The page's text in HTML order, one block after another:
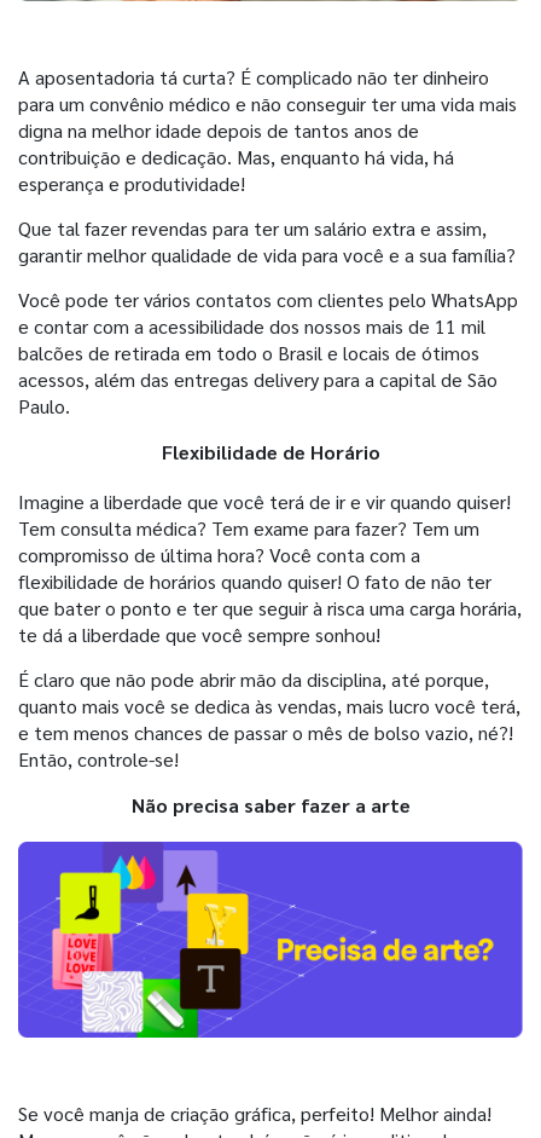
A aposentadoria tá curta? É complicado não ter dinheiro
para um convênio médico e não conseguir ter uma vida mais
digna na melhor idade depois de tantos anos de
contribuição e dedicação. Mas, enquanto há vida, há
esperança e produtividade!
Que tal fazer revendas para ter um salário extra e assim,
garantir melhor qualidade de vida para você e a sua família?
Você pode ter vários contatos com clientes pelo WhatsApp
e contar com a acessibilidade dos nossos mais de 11 mil
balcões de retirada em todo o Brasil e locais de ótimos
acessos, além das entregas delivery para a capital de São
Paulo.
Flexibilidade de Horário
Imagine a liberdade que você terá de ir e vir quando quiser!
Tem consulta médica? Tem exame para fazer? Tem um
compromisso de última hora? Você conta com a
flexibilidade de horários quando quiser! O fato de não ter
que bater o ponto e ter que seguir à risca uma carga horária,
te dá a liberdade que você sempre sonhou!
É claro que não pode abrir mão da disciplina, até porque,
quanto mais você se dedica às vendas, mais lucro você terá,
e tem menos chances de passar o mês de bolso vazio, né?!
Então, controle-se!
Não precisa saber fazer a arte
Se você manja de criação gráfica, perfeito! Melhor ainda!